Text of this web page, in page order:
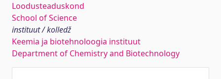
Loodusteaduskond
School of Science
instituut / kolledž
Keemia ja biotehnoloogia instituut
Department of Chemistry and Biotechnology